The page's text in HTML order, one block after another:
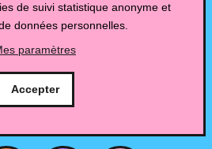
de suivi statistique anonyme et
données personnelles.
paramètres
Accepter